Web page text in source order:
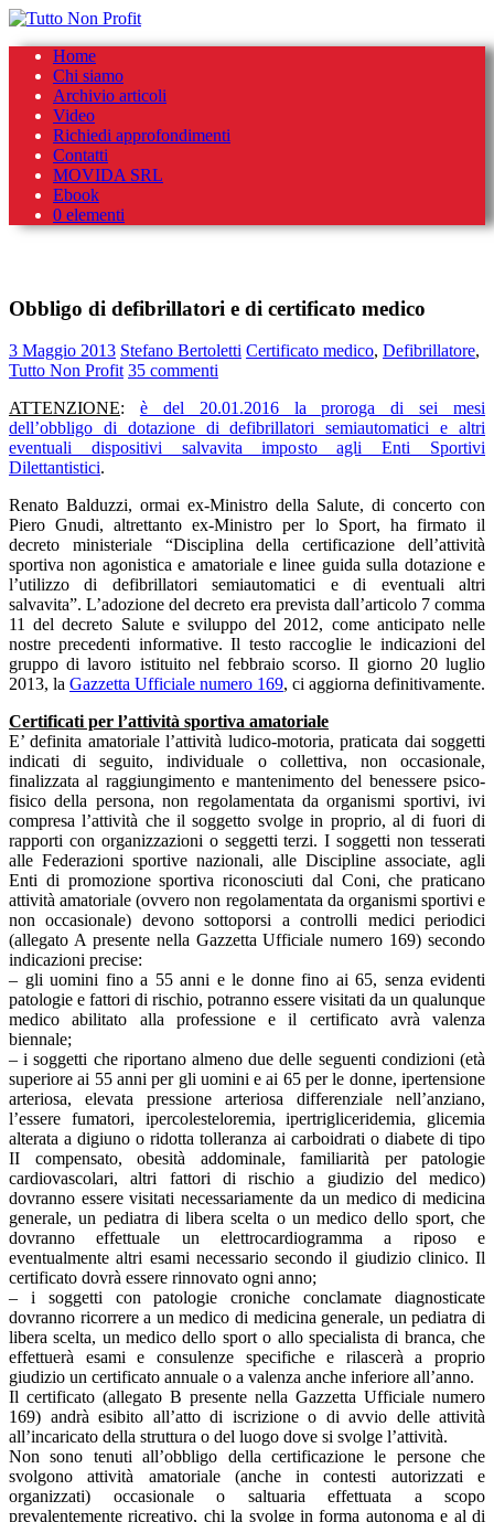
Skip
content
Home
Chi siamo
Archivio articoli
Video
Richiedi approfondimenti
Contatti
MOVIDA SRL
Ebook
0 elementi
Obbligo di defibrillatori e di certificato medico
3 Maggio 2013 Stefano Bertoletti Certificato medico, Defibrillatore,
Tutto Non Profit 35 commenti
ATTENZIONE: è del 20.01.2016 la proroga di sei mesi
dell’obbligo di dotazione di defibrillatori semiautomatici e altri
eventuali dispositivi salvavita imposto agli Enti Sportivi
Dilettantistici.
Renato Balduzzi, ormai ex-Ministro della Salute, di concerto con
Piero Gnudi, altrettanto ex-Ministro per lo Sport, ha firmato il
decreto ministeriale “Disciplina della certificazione dell’attività
sportiva non agonistica e amatoriale e linee guida sulla dotazione e
l’utilizzo di defibrillatori semiautomatici e di eventuali altri
salvavita”. L’adozione del decreto era prevista dall’articolo 7 comma
11 del decreto Salute e sviluppo del 2012, come anticipato nelle
nostre precedenti informative. Il testo raccoglie le indicazioni del
gruppo di lavoro istituito nel febbraio scorso. Il giorno 20 luglio
2013, la Gazzetta Ufficiale numero 169, ci aggiorna definitivamente.
Certificati per l’attività sportiva amatoriale
E’ definita amatoriale l’attività ludico-motoria, praticata dai soggetti
indicati di seguito, individuale o collettiva, non occasionale,
finalizzata al raggiungimento e mantenimento del benessere psico-
fisico della persona, non regolamentata da organismi sportivi, ivi
compresa l’attività che il soggetto svolge in proprio, al di fuori di
rapporti con organizzazioni o seggetti terzi. I soggetti non tesserati
alle Federazioni sportive nazionali, alle Discipline associate, agli
Enti di promozione sportiva riconosciuti dal Coni, che praticano
attività amatoriale (ovvero non regolamentata da organismi sportivi e
non occasionale) devono sottoporsi a controlli medici periodici
(allegato A presente nella Gazzetta Ufficiale numero 169) secondo
indicazioni precise:
– gli uomini fino a 55 anni e le donne fino ai 65, senza evidenti
patologie e fattori di rischio, potranno essere visitati da un qualunque
medico abilitato alla professione e il certificato avrà valenza
biennale;
– i soggetti che riportano almeno due delle seguenti condizioni (età
superiore ai 55 anni per gli uomini e ai 65 per le donne, ipertensione
arteriosa, elevata pressione arteriosa differenziale nell’anziano,
l’essere fumatori, ipercolesteloremia, ipertrigliceridemia, glicemia
alterata a digiuno o ridotta tolleranza ai carboidrati o diabete di tipo
II compensato, obesità addominale, familiarità per patologie
cardiovascolari, altri fattori di rischio a giudizio del medico)
dovranno essere visitati necessariamente da un medico di medicina
generale, un pediatra di libera scelta o un medico dello sport, che
dovranno effettuale un elettrocardiogramma a riposo e
eventualmente altri esami necessario secondo il giudizio clinico. Il
certificato dovrà essere rinnovato ogni anno;
– i soggetti con patologie croniche conclamate diagnosticate
dovranno ricorrere a un medico di medicina generale, un pediatra di
libera scelta, un medico dello sport o allo specialista di branca, che
effettuerà esami e consulenze specifiche e rilascerà a proprio
giudizio un certificato annuale o a valenza anche inferiore all’anno.
Il certificato (allegato B presente nella Gazzetta Ufficiale numero
169) andrà esibito all’atto di iscrizione o di avvio delle attività
all’incaricato della struttura o del luogo dove si svolge l’attività.
Non sono tenuti all’obbligo della certificazione le persone che
svolgono attività amatoriale (anche in contesti autorizzati e
organizzati) occasionale o saltuaria effettuata a scopo
prevalentemente ricreativo, chi la svolge in forma autonoma e al di